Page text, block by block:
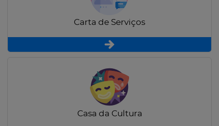
Carta de Serviços
Casa da Cultura